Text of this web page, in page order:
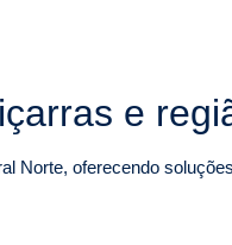
e
Norte, oferecendo